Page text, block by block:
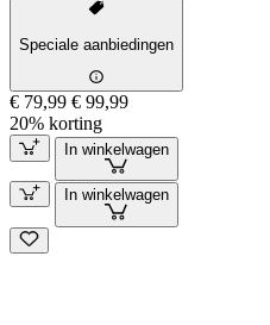
Speciale aanbiedingen
€ 79,99 € 99,99
20% korting
In winkelwagen
In winkelwagen